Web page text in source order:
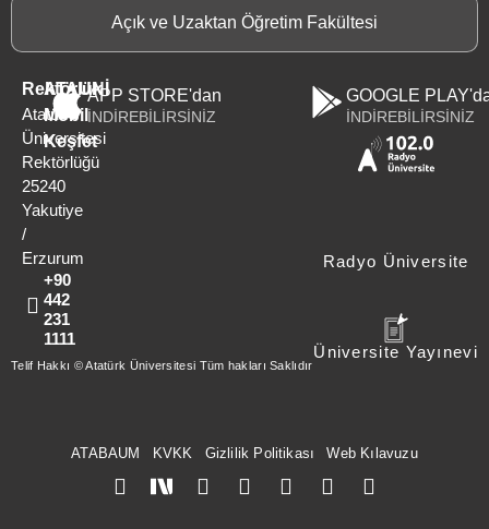
Açık ve Uzaktan Öğretim Fakültesi
Rektörlük
Atatürk
Üniversitesi
Rektörlüğü
25240
Yakutiye
/
Erzurum
+90
442
231
1111
ATAUNİ
Mobil
Keşfet
APP STORE'dan
İNDİREBİLİRSİNİZ
GOOGLE
İNDİREBİLİRSİNİZ
Radyo Üniversite
Üniversite Yayınevi
Telif Hakkı © Atatürk Üniversitesi Tüm hakları Saklıdır
ATABAUM KVKK Gizlilik Politikası Web Kılavuzu